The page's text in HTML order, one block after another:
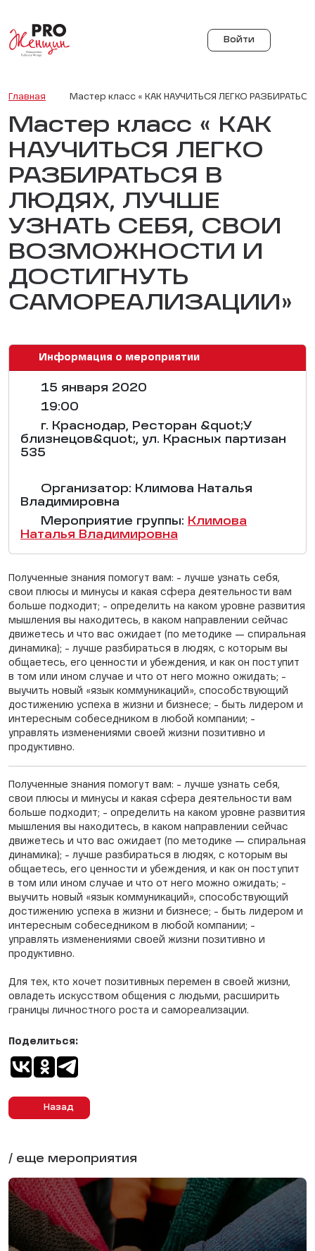
Войти
Главная Мастер класс « КАК НАУЧИТЬСЯ ЛЕГКО
Мастер класс « КАК
НАУЧИТЬСЯ ЛЕГКО
РАЗБИРАТЬСЯ В
ЛЮДЯХ, ЛУЧШЕ
УЗНАТЬ СЕБЯ, СВОИ
ВОЗМОЖНОСТИ И
ДОСТИГНУТЬ
САМОРЕАЛИЗАЦИИ»
Информация о мероприятии
15 января 2020
19:00
г. Краснодар, Ресторан &quot;У
близнецов&quot;, ул. Красных партизан
535
Организатор: Климова Наталья
Владимировна
Мероприятие группы: Климова
Наталья Владимировна
Полученные знания помогут вам: - лучше узнать себя,
свои плюсы и минусы и какая сфера деятельности вам
больше подходит; - определить на каком уровне развития
мышления вы находитесь, в каком направлении сейчас
движетесь и что вас ожидает (по методике — спиральная
динамика); - лучше разбираться в людях, с которым вы
общаетесь, его ценности и убеждения, и как он поступит
в том или ином случае и что от него можно ожидать; -
выучить новый «язык коммуникаций», способствующий
достижению успеха в жизни и бизнесе; - быть лидером и
интересным собеседником в любой компании; -
управлять изменениями своей жизни позитивно и
продуктивно.
Полученные знания помогут вам: - лучше узнать себя,
свои плюсы и минусы и какая сфера деятельности вам
больше подходит; - определить на каком уровне развития
мышления вы находитесь, в каком направлении сейчас
движетесь и что вас ожидает (по методике — спиральная
динамика); - лучше разбираться в людях, с которым вы
общаетесь, его ценности и убеждения, и как он поступит
в том или ином случае и что от него можно ожидать; -
выучить новый «язык коммуникаций», способствующий
достижению успеха в жизни и бизнесе; - быть лидером и
интересным собеседником в любой компании; -
управлять изменениями своей жизни позитивно и
продуктивно.
Для тех, кто хочет позитивных перемен в своей жизни,
овладеть искусством общения с людьми, расширить
границы личностного роста и самореализации.
Назад
Поделиться:
/ еще мероприятия